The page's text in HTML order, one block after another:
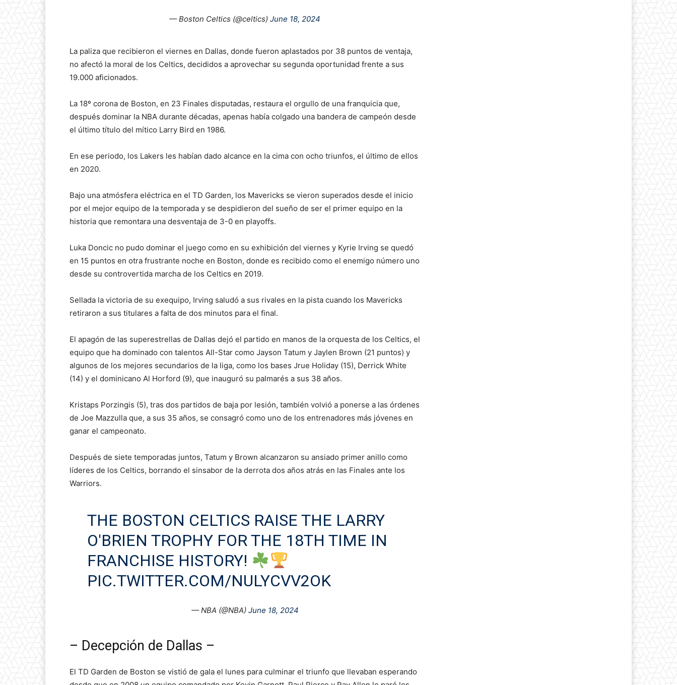
— Boston Celtics (@celtics) June 18, 2024
La paliza que recibieron el viernes en Dallas, donde fueron aplastados por 38 puntos de ventaja,
no afectó la moral de los Celtics, decididos a aprovechar su segunda oportunidad frente a sus
19.000 aficionados.
La 18º corona de Boston, en 23 Finales disputadas, restaura el orgullo de una franquicia que,
después dominar la NBA durante décadas, apenas había colgado una bandera de campeón desde
el último título del mítico Larry Bird en 1986.
En ese periodo, los Lakers les habían dado alcance en la cima con ocho triunfos, el último de ellos
en 2020.
Bajo una atmósfera eléctrica en el TD Garden, los Mavericks se vieron superados desde el inicio
por el mejor equipo de la temporada y se despidieron del sueño de ser el primer equipo en la
historia que remontara una desventaja de 3-0 en playoffs.
Luka Doncic no pudo dominar el juego como en su exhibición del viernes y Kyrie Irving se quedó
en 15 puntos en otra frustrante noche en Boston, donde es recibido como el enemigo número uno
desde su controvertida marcha de los Celtics en 2019.
Sellada la victoria de su exequipo, Irving saludó a sus rivales en la pista cuando los Mavericks
retiraron a sus titulares a falta de dos minutos para el final.
El apagón de las superestrellas de Dallas dejó el partido en manos de la orquesta de los Celtics, el
equipo que ha dominado con talentos All-Star como Jayson Tatum y Jaylen Brown (21 puntos) y
algunos de los mejores secundarios de la liga, como los bases Jrue Holiday (15), Derrick White
(14) y el dominicano Al Horford (9), que inauguró su palmarés a sus 38 años.
Kristaps Porzingis (5), tras dos partidos de baja por lesión, también volvió a ponerse a las órdenes
de Joe Mazzulla que, a sus 35 años, se consagró como uno de los entrenadores más jóvenes en
ganar el campeonato.
Después de siete temporadas juntos, Tatum y Brown alcanzaron su ansiado primer anillo como
líderes de los Celtics, borrando el sinsabor de la derrota dos años atrás en las Finales ante los
Warriors.
THE BOSTON CELTICS RAISE THE LARRY
O'BRIEN TROPHY FOR THE 18TH TIME IN
FRANCHISE HISTORY!
PIC.TWITTER.COM/NULYCVV2OK
— NBA (@NBA) June 18, 2024
– Decepción de Dallas –
El TD Garden de Boston se vistió de gala el lunes para culminar el triunfo que llevaban esperando